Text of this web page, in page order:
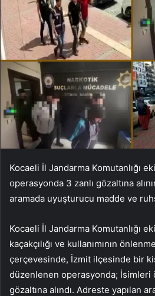
Kocaeli İl Jandarma Komutanlığı
operasyonda 3 zanlı gözaltına
aramada uyuşturucu madde ve
Kocaeli İl Jandarma Komutanlığı
kaçakçılığı ve kullanımının
çerçevesinde, İzmit ilçesinde bir
düzenlenen operasyonda;
gözaltına alındı. Adreste yapılan